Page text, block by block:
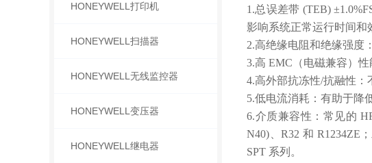
HONEYWELL打印机
HONEYWELL扫描器
HONEYWELL无线监控器
HONEYWELL变压器
HONEYWELL继电器
1.总误差带 (TEB)
影响系统正常运行时间和
2.高绝缘电阻和绝缘强度
3.高 EMC（电磁兼容）
4.高外部抗冻性/抗融性：
5.低电流消耗：有助于降
6.介质兼容性：常见的
N40)、R32 和 R1234ZE
SPT 系列。